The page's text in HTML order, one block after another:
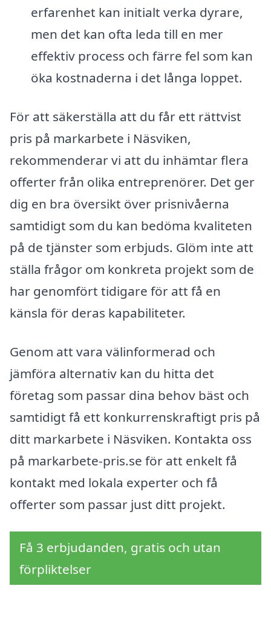
erfarenhet kan initialt verka dyrare,
men det kan ofta leda till en mer
effektiv process och färre fel som kan
öka kostnaderna i det långa loppet.
För att säkerställa att du får ett rättvist
pris på markarbete i Näsviken,
rekommenderar vi att du inhämtar flera
offerter från olika entreprenörer. Det ger
dig en bra översikt över prisnivåerna
samtidigt som du kan bedöma kvaliteten
på de tjänster som erbjuds. Glöm inte att
ställa frågor om konkreta projekt som de
har genomfört tidigare för att få en
känsla för deras kapabiliteter.
Genom att vara välinformerad och
jämföra alternativ kan du hitta det
företag som passar dina behov bäst och
samtidigt få ett konkurrenskraftigt pris på
ditt markarbete i Näsviken. Kontakta oss
på markarbete-pris.se för att enkelt få
kontakt med lokala experter och få
offerter som passar just ditt projekt.
Få 3 erbjudanden, gratis och utan
förpliktelser